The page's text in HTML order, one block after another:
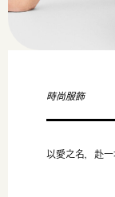
時尚服飾
以愛之名，赴